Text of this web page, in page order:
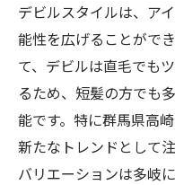
デビルスタイルは、ア
能性を広げることがで
て、デビルは直毛でも
るため、短髪の方でも
能です。特に群馬県高
新たなトレンドとして
バリエーションは多岐